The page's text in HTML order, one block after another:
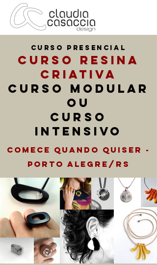
curso PRESENCIAL
CURSO RESINA
CRIATIVA
CURSO MODULAR
OU
CURSO
INTENSIVO
COMECE QUANDO QUISER -
PORTO ALEGRE/RS